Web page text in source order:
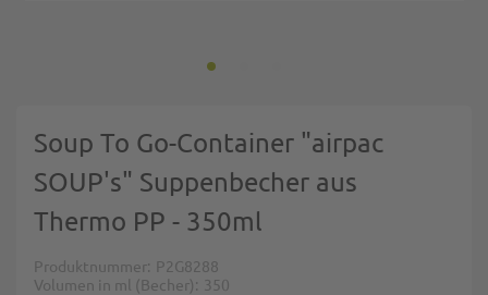
Soup To Go-Container "airpac
SOUP's" Suppenbecher aus
Thermo PP - 350ml
Produktnummer P2G8288
Volumen in ml (Becher)
350